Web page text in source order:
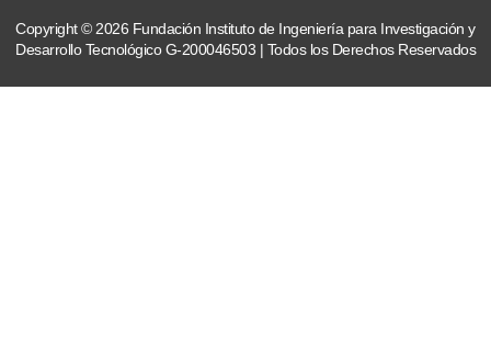
Copyright © 2026 Fundación Instituto de Ingeniería para Investigación y
Desarrollo Tecnológico G-200046503 | Todos los Derechos Reservados